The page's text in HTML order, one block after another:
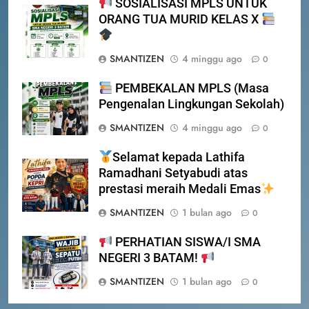
SOSIALISASI MPLS UNTUK
ORANG TUA MURID KELAS X
SMANTIZEN 4 minggu ago 0
PEMBEKALAN MPLS (Masa
Pengenalan Lingkungan Sekolah)
SMANTIZEN
4 minggu ago 0
Selamat kepada Lathifa
Ramadhani Setyabudi atas
prestasi meraih Medali Emas
SMANTIZEN
1 bulan ago 0
PERHATIAN SISWA/I SMA
NEGERI 3 BATAM!
SMANTIZEN
1 bulan ago 0
PRESTASI SEKOLAH
4
PERHATIAN SISWA/I SMA
DISIPLIN SEKOLAH
5
PENGUMUMAN TIDAK PERLU
DATANG KE SEKOLAH CUKUP
MELALUI ONLINE
SISWA SPMB
INFO PENTING – JANGAN
LUPA LAPOR DIRI!
SISWA SPMB
5
PENGUMUMAN TIDAK PERLU
DATANG KE SEKOLAH CUKUP